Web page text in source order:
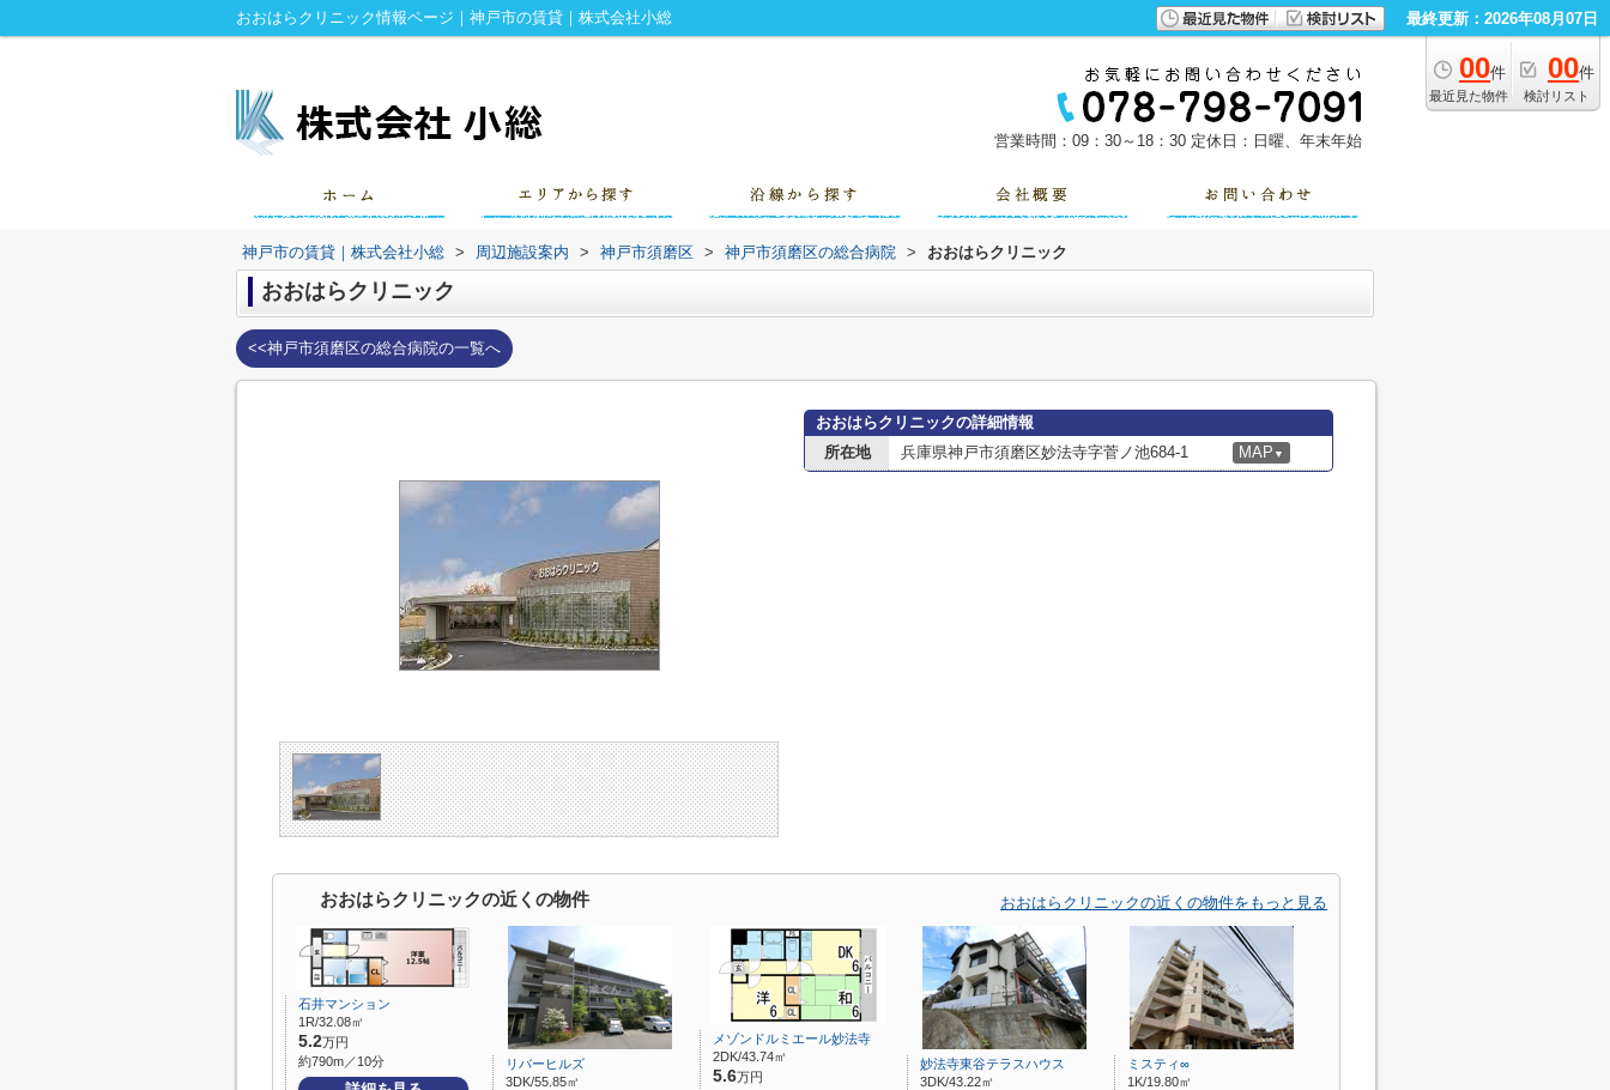
おおはらクリニック情報ページ｜神戸市の賃貸｜株式会社小総 最終更新：2026年08月07日
00件
最近見た物件
00件
検討リスト
営業時間：09：30～18：30 定休日：日曜、年末年始
神戸市の賃貸｜株式会社小総 > 周辺施設案内 > 神戸市須磨区 > 神戸市須磨区の総合病院 > おおはらクリニック
おおはらクリニック
<<神戸市須磨区の総合病院の一覧へ
おおはらクリニックの詳細情報
所在地
兵庫県神戸市須磨区妙法寺字菅ノ池684-1 MAP ▼
おおはらクリニックの近くの物件 おおはらクリニックの近くの物件をもっと見る
石井マンション
1R/32.08㎡
5.2万円
約790m／10分
リバーヒルズ
3DK/55.85㎡
メゾンドルミエール妙法寺
2DK/43.74㎡
5.6万円
妙法寺東谷テラスハウス
3DK/43.22㎡
ミスティ∞
1K/19.80㎡